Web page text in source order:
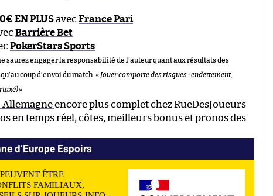
EN PLUSavec France Pari
Barrière Bet
PokerStars Sports
saurez engager la responsabilité de l’auteur quant aux résultats des
coup d’envoi du match. « Jouer comporte des risques : endettement,
»
Allemagneencore plus complet chez RueDesJoueurs
en temps réel, côtes, meilleurs bonus et pronos des
d’Europe Espoirs
ÊTRE
FAMILIAUX,